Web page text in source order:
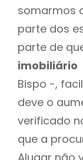
somarmos
parte dos
parte de
imobiliário
Bispo -,
deve o
verificado
que a